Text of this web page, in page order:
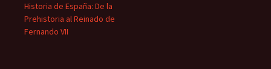
Historia de España: De la
Prehistoria al Reinado de
Fernando VII